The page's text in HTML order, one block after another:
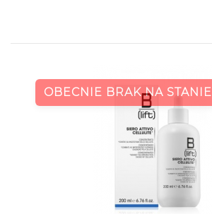
OBECNIE BRAK NA STANIE